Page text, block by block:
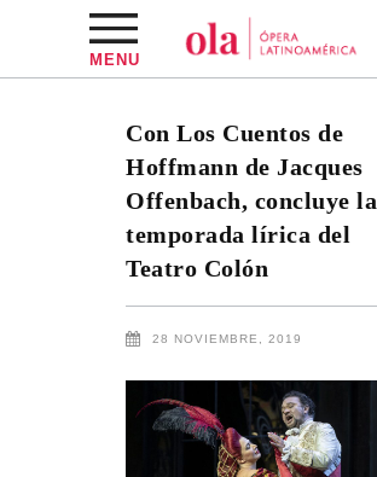
MENU
Con Los Cuentos de
Hoffmann de Jacques
Offenbach, concluye la
temporada lírica del
Teatro Colón
28 NOVIEMBRE, 2019